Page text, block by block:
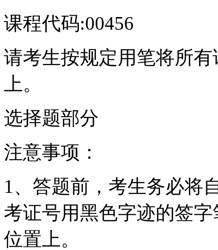
课程代码:00456
请考生按规定用笔将所
上。
选择题部分
注意事项：
1、答题前，考生务必将
考证号用黑色字迹的签
位置上。